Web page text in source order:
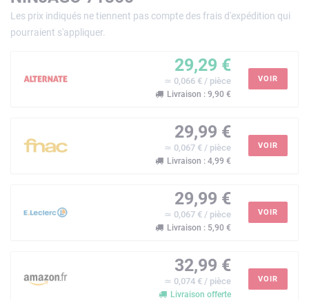
Les prix indiqués ne tiennent pas compte des frais d'expédition qui
pourraient s'appliquer.
29,29 €
≃ 0,066 € / pièce
Livraison : 9,90 €
VOIR
29,99 €
≃ 0,067 € / pièce
Livraison : 4,99 €
VOIR
29,99 €
≃ 0,067 € / pièce
Livraison : 5,90 €
VOIR
32,99 €
≃ 0,074 € / pièce
Livraison offerte
VOIR